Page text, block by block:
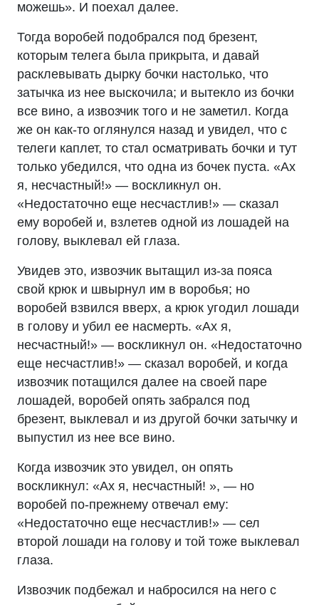
можешь». И поехал далее.
Тогда воробей подобрался под брезент,
которым телега была прикрыта, и давай
расклевывать дырку бочки настолько, что
затычка из нее выскочила; и вытекло из бочки
все вино, а извозчик того и не заметил. Когда
же он как-то оглянулся назад и увидел, что с
телеги каплет, то стал осматривать бочки и тут
только убедился, что одна из бочек пуста. «Ах
я, несчастный!» — воскликнул он.
«Недостаточно еще несчастлив!» — сказал
ему воробей и, взлетев одной из лошадей на
голову, выклевал ей глаза.
Увидев это, извозчик вытащил из-за пояса
свой крюк и швырнул им в воробья; но
воробей взвился вверх, а крюк угодил лошади
в голову и убил ее насмерть. «Ах я,
несчастный!» — воскликнул он. «Недостаточно
еще несчастлив!» — сказал воробей, и когда
извозчик потащился далее на своей паре
лошадей, воробей опять забрался под
брезент, выклевал и из другой бочки затычку и
выпустил из нее все вино.
Когда извозчик это увидел, он опять
воскликнул: «Ах я, несчастный! », — но
воробей по-прежнему отвечал ему:
«Недостаточно еще несчастлив!» — сел
второй лошади на голову и той тоже выклевал
глаза.
Извозчик подбежал и набросился на него с